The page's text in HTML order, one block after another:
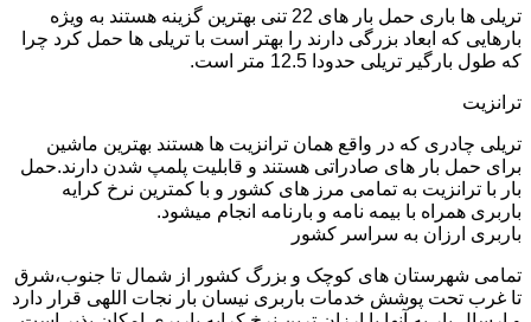
تریلی ها باری حمل بار های 22 تنی بهترین گزینه هستند به ویژه
بارهایی که ابعاد بزرگی دارند را بهتر است با تریلی ها حمل کرد چرا
که طول بارگیر تریلی حدودا 12.5 متر است.
ترانزیت
تریلی چادری که در واقع همان ترانزیت ها هستند بهترین ماشین
برای حمل بار های صادراتی هستند و قابلیت پلمپ شدن دارند.حمل
بار با ترانزیت به تمامی مرز های کشور و با کمترین نرخ کرایه
باربری همراه با بیمه نامه و بارنامه انجام میشود.
باربری ارزان به سراسر کشور
تمامی شهرستان های کوچک و بزرگ کشور از شمال تا جنوب،شرق
تا غرب تحت پوشش خدمات باربری نیسان بار نجات اللهی قرار دارد